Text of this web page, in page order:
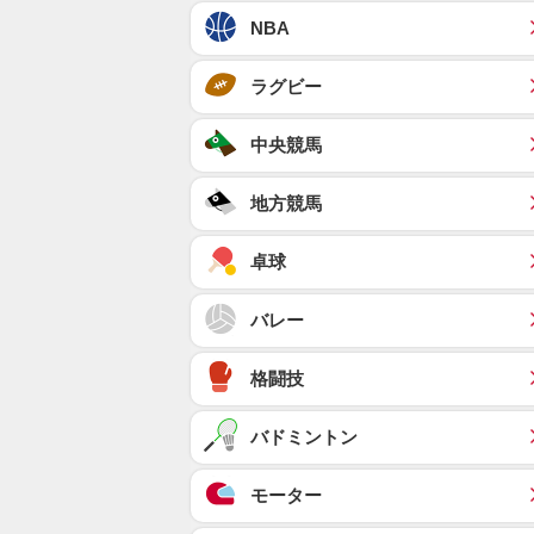
NBA
ラグビー
中央競馬
地方競馬
卓球
バレー
格闘技
バドミントン
モーター